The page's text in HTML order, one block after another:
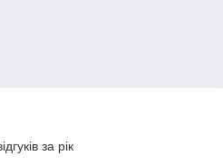
за рік